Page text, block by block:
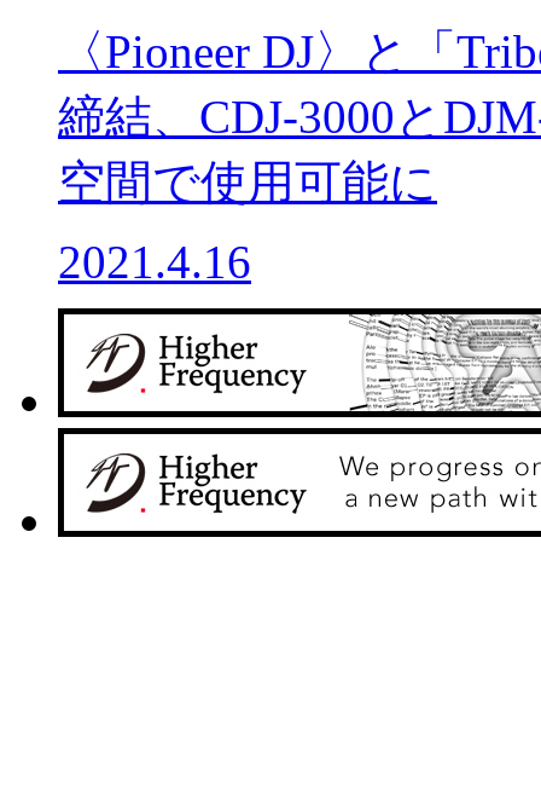
〈Pioneer DJ〉と「
締結、CDJ-3000と
空間で使用可能に
2021.4.16